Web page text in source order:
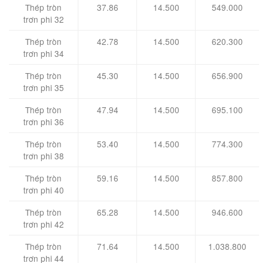
Thép tròn
trơn phi 32
37.86 14.500 549.000
Thép tròn
trơn phi 34
42.78 14.500 620.300
Thép tròn
trơn phi 35
45.30 14.500 656.900
Thép tròn
trơn phi 36
47.94 14.500 695.100
Thép tròn
trơn phi 38
53.40 14.500 774.300
Thép tròn
trơn phi 40
59.16 14.500 857.800
Thép tròn
trơn phi 42
65.28 14.500 946.600
Thép tròn
trơn phi 44
71.64 14.500 1.038.800